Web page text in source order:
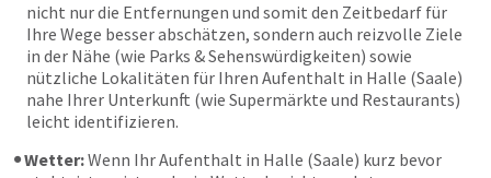
nicht nur die Entfernungen und somit den Zeitbedarf für
Ihre Wege besser abschätzen, sondern auch reizvolle Ziele
in der Nähe (wie Parks & Sehenswürdigkeiten) sowie
nützliche Lokalitäten für Ihren Aufenthalt in Halle (Saale)
nahe Ihrer Unterkunft (wie Supermärkte und Restaurants)
leicht identifizieren.
Wetter:Wenn Ihr Aufenthalt in Halle (Saale) kurz bevor